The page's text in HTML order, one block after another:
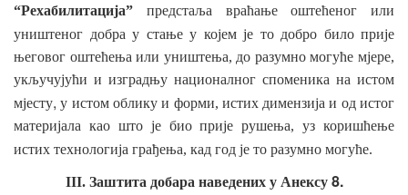
“Рехабилитација”
предстаља враћање оштећеног или
уништеног добра у стање у којем је то добро било прије
његовог оштећења или уништења, до разумно могуће мјере,
укључујући и изградњу националног споменика на истом
мјесту,у истом облику и форми, истих димензија и од истог
материјала као што је био прије рушења, уз коришћење
истих технологија грађења, кад год је то разумно могуће.
III. Заштита добара наведених у Анексу8.